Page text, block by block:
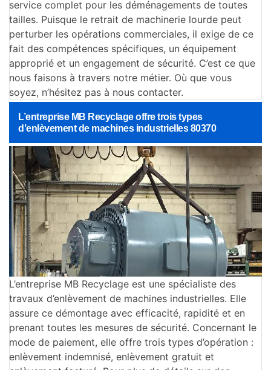
service complet pour les déménagements de toutes
tailles. Puisque le retrait de machinerie lourde peut
perturber les opérations commerciales, il exige de ce
fait des compétences spécifiques, un équipement
approprié et un engagement de sécurité. C’est ce que
nous faisons à travers notre métier. Où que vous
soyez, n’hésitez pas à nous contacter.
L’entreprise MB Recyclage offre trois types
d’enlèvement de machines industrielles 80370
L’entreprise MB Recyclage est une spécialiste des
travaux d’enlèvement de machines industrielles. Elle
assure ce démontage avec efficacité, rapidité et en
prenant toutes les mesures de sécurité. Concernant le
mode de paiement, elle offre trois types d’opération :
enlèvement indemnisé, enlèvement gratuit et